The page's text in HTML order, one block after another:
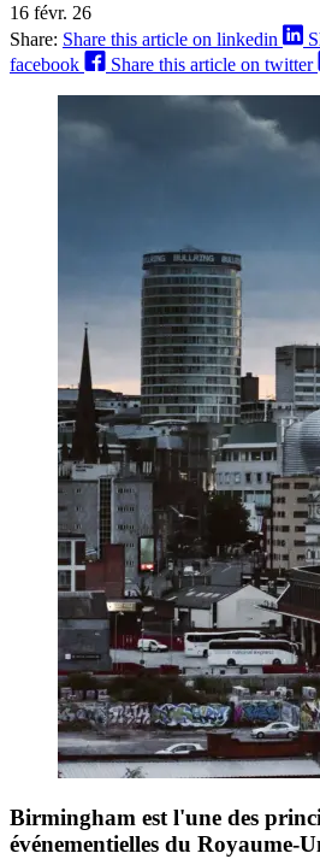
16 févr. 26
Share: Share this article on linkedin
facebook
Share this article on twitter
Birmingham est l'une des
événementielles du Royaume-